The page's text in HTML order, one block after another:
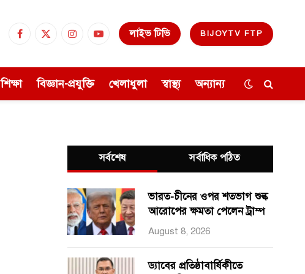
Facebook
X
InstagramYouTubeলাইভ টিভি BIJOYTV FTP
শিক্ষা বিজ্ঞান-প্রযুক্তি খেলাধুলা স্বাস্থ্য অন্যান্য
সর্বশেষ সর্বাধিক পঠিত
ভারত-চীনের ওপর শতভাগ শুল্ক
আরোপের ক্ষমতা পেলেন ট্রাম্প
August 8, 2026
ড্যাবের প্রতিষ্ঠাবার্ষিকীতে